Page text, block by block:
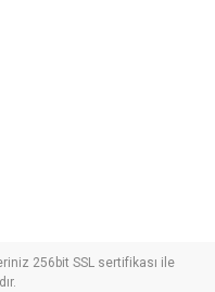
256bit SSL sertifikası ile